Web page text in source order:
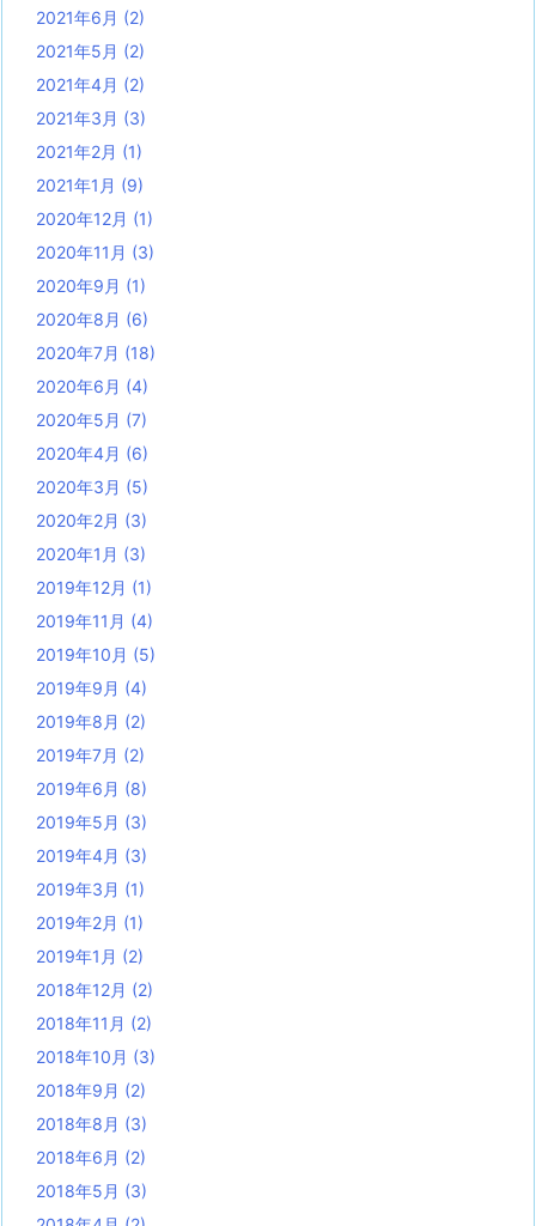
2021年6月 (2)
2021年5月 (2)
2021年4月 (2)
2021年3月 (3)
2021年2月 (1)
2021年1月 (9)
2020年12月 (1)
2020年11月 (3)
2020年9月 (1)
2020年8月 (6)
2020年7月 (18)
2020年6月 (4)
2020年5月 (7)
2020年4月 (6)
2020年3月 (5)
2020年2月 (3)
2020年1月 (3)
2019年12月 (1)
2019年11月 (4)
2019年10月 (5)
2019年9月 (4)
2019年8月 (2)
2019年7月 (2)
2019年6月 (8)
2019年5月 (3)
2019年4月 (3)
2019年3月 (1)
2019年2月 (1)
2019年1月 (2)
2018年12月 (2)
2018年11月 (2)
2018年10月 (3)
2018年9月 (2)
2018年8月 (3)
2018年6月 (2)
2018年5月 (3)